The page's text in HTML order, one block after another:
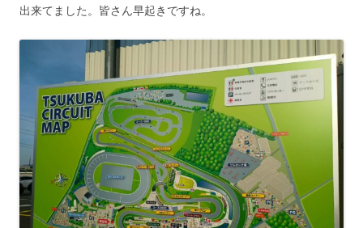
出来てました。皆さん早起きですね。